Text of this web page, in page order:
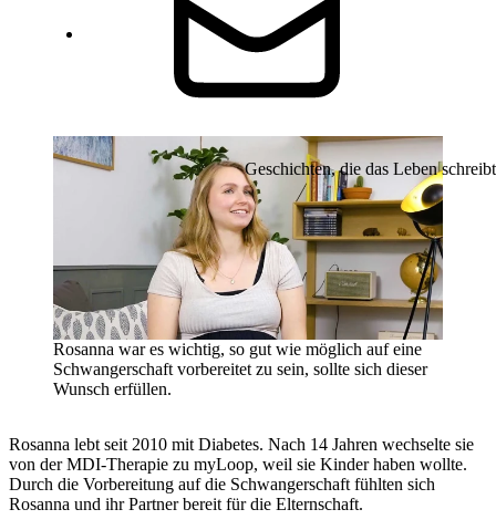
Geschichten, die das Leben schreibt
Rosanna war es wichtig, so gut wie möglich auf eine
Schwangerschaft vorbereitet zu sein, sollte sich dieser
Wunsch erfüllen.
Rosanna lebt seit 2010 mit Diabetes. Nach 14 Jahren wechselte sie
von der MDI-Therapie zu myLoop, weil sie Kinder haben wollte.
Durch die Vorbereitung auf die Schwangerschaft fühlten sich
Rosanna und ihr Partner bereit für die Elternschaft.